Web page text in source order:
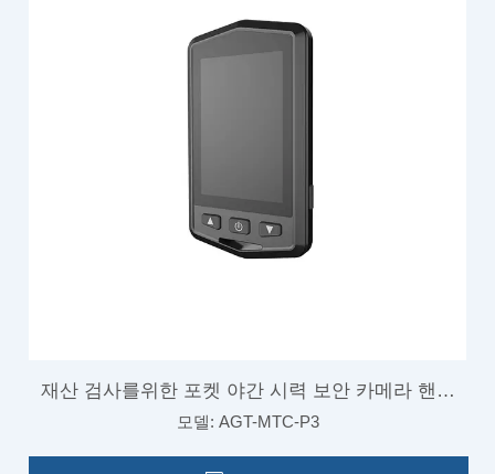
재산 검사를위한 포켓 야간 시력 보안 카메라 핸드
헬드.
모델: AGT-MTC-P3